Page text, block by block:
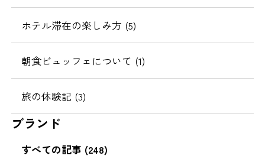
ホテル滞在の楽しみ方 (5)
朝食ビュッフェについて (1)
旅の体験記 (3)
ブランド
すべての記事 (248)